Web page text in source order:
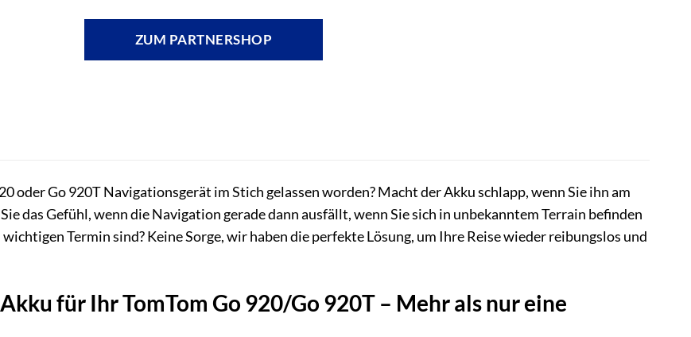
ZUM PARTNERSHOP
oder Go 920T Navigationsgerät im Stich gelassen worden? Macht der Akku schlapp, wenn Sie ihn am
das Gefühl, wenn die Navigation gerade dann ausfällt, wenn Sie sich in unbekanntem Terrain befinden
Termin sind? Keine Sorge, wir haben die perfekte Lösung, um Ihre Reise wieder reibungslos und
für Ihr TomTom Go 920/Go 920T – Mehr als nur eine